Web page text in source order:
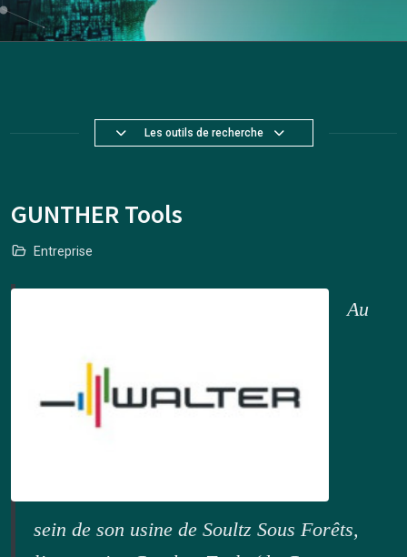
Les outils de recherche
GUNTHER Tools
Entreprise
Au
sein de son usine de Soultz Sous Forêts,